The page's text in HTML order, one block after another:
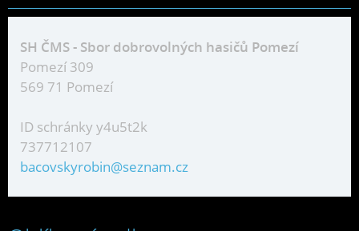
SH ČMS - Sbor dobrovolných hasičů Pomezí
Pomezí 309
569 71 Pomezí
ID schránky y4u5t2k
737712107
bacovskyrobin@seznam.cz